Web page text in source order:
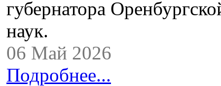
губернатора
наук.
06 Май 2026
Подробнее...